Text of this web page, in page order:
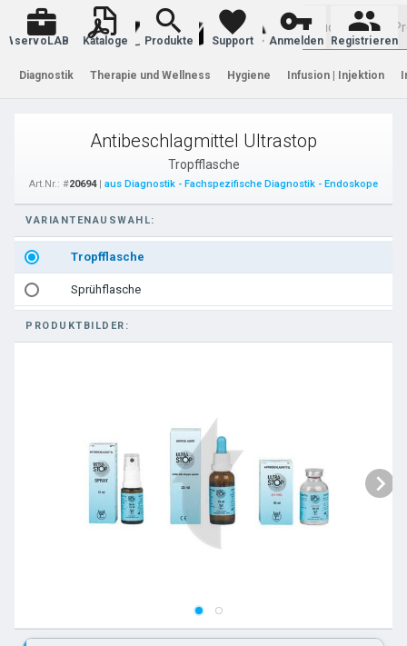
Warenkorb
servoLAB Kataloge Produkte Support Anmelden Registrieren
Diagnostik Therapie und Wellness Hygiene Infusion | Injektion
Antibeschlagmittel Ultrastop
Tropfflasche
Art.Nr.: #20694| aus Diagnostik - Fachspezifische Diagnostik - Endoskope
VARIANTENAUSWAHL:
Tropfflasche
Sprühflasche
PRODUKTBILDER: